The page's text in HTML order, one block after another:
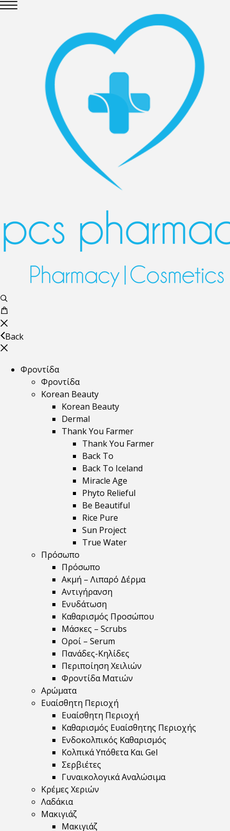
Back
Φροντίδα
Φροντίδα
Korean Beauty
Korean Beauty
Dermal
Thank You Farmer
Thank You Farmer
Back To
Back To Iceland
Miracle Age
Phyto Relieful
Be Beautiful
Rice Pure
Sun Project
True Water
Πρόσωπο
Πρόσωπο
Ακμή – Λιπαρό Δέρμα
Αντιγήρανση
Ενυδάτωση
Καθαρισμός Προσώπου
Μάσκες – Scrubs
Οροί – Serum
Πανάδες-Κηλίδες
Περιποίηση Χειλιών
Φροντίδα Ματιών
Αρώματα
Ευαίσθητη Περιοχή
Ευαίσθητη Περιοχή
Καθαρισμός Ευαίσθητης Περιοχής
Ενδοκολπικός Καθαρισμός
Κολπικά Υπόθετα Και Gel
Σερβιέτες
Γυναικολογικά Αναλώσιμα
Κρέμες Χεριών
Λαδάκια
Μακιγιάζ
Μακιγιάζ